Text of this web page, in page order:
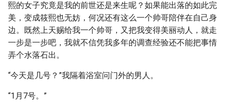
熙的女子究竟是我的前世还是来生呢？如果能出落的如此完
美，变成筱熙也无妨，何况还有这么一个帅哥陪伴在自己身
边。既然上天赐给我一个帅哥，又把我变得美丽动人，就走
一步是一步吧，我就不信凭我多年的调查经验还不能把事情
弄个水落石出。
“今天是几号？”我隔着浴室问门外的男人。
“1月7号。”